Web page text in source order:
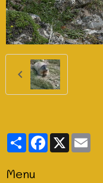
PartagerFacebook
X
Menu